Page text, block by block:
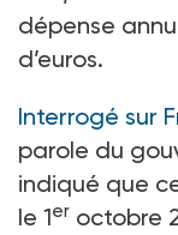
dépense
d’euros.
Interrogé sur
parole du
indiqué que
le 1er octobre